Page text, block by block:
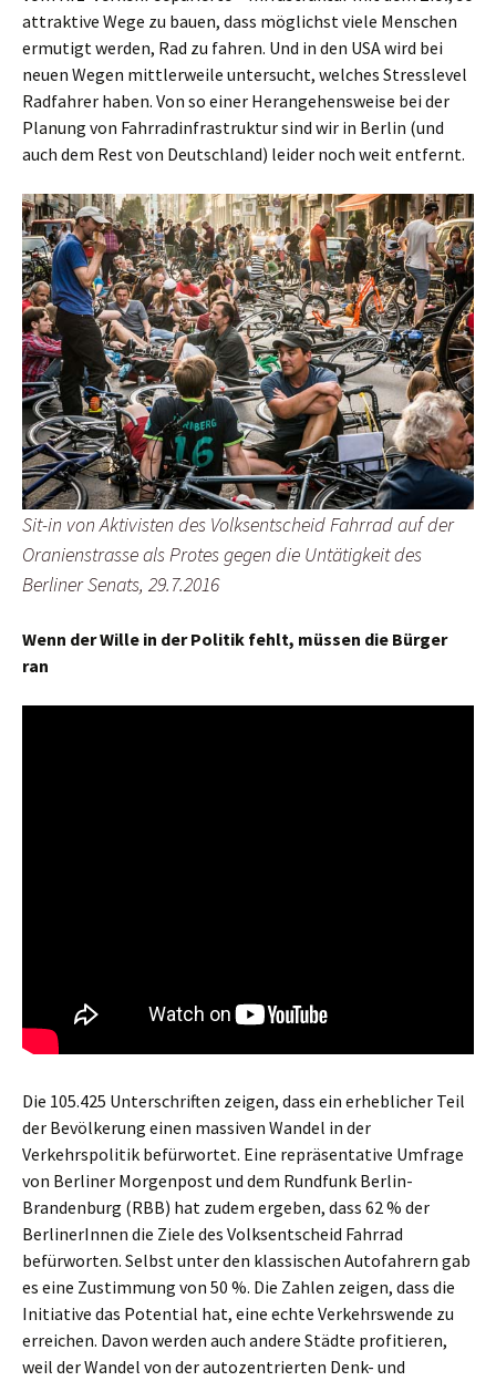
attraktive Wege zu bauen, dass möglichst viele Menschen
ermutigt werden, Rad zu fahren. Und in den USA wird bei
neuen Wegen mittlerweile untersucht, welches Stresslevel
Radfahrer haben. Von so einer Herangehensweise bei der
Planung von Fahrradinfrastruktur sind wir in Berlin (und
auch dem Rest von Deutschland) leider noch weit entfernt.
Sit-in von Aktivisten des Volksentscheid Fahrrad auf der
Oranienstrasse als Protes gegen die Untätigkeit des
Berliner Senats, 29.7.2016
Wenn der Wille in der Politik fehlt, müssen die Bürger
ran
Die 105.425 Unterschriften zeigen, dass ein erheblicher Teil
der Bevölkerung einen massiven Wandel in der
Verkehrspolitik befürwortet. Eine repräsentative Umfrage
von Berliner Morgenpost und dem Rundfunk Berlin-
Brandenburg (RBB) hat zudem ergeben, dass 62 % der
BerlinerInnen die Ziele des Volksentscheid Fahrrad
befürworten. Selbst unter den klassischen Autofahrern gab
es eine Zustimmung von 50 %. Die Zahlen zeigen, dass die
Initiative das Potential hat, eine echte Verkehrswende zu
erreichen. Davon werden auch andere Städte profitieren,
weil der Wandel von der autozentrierten Denk- und